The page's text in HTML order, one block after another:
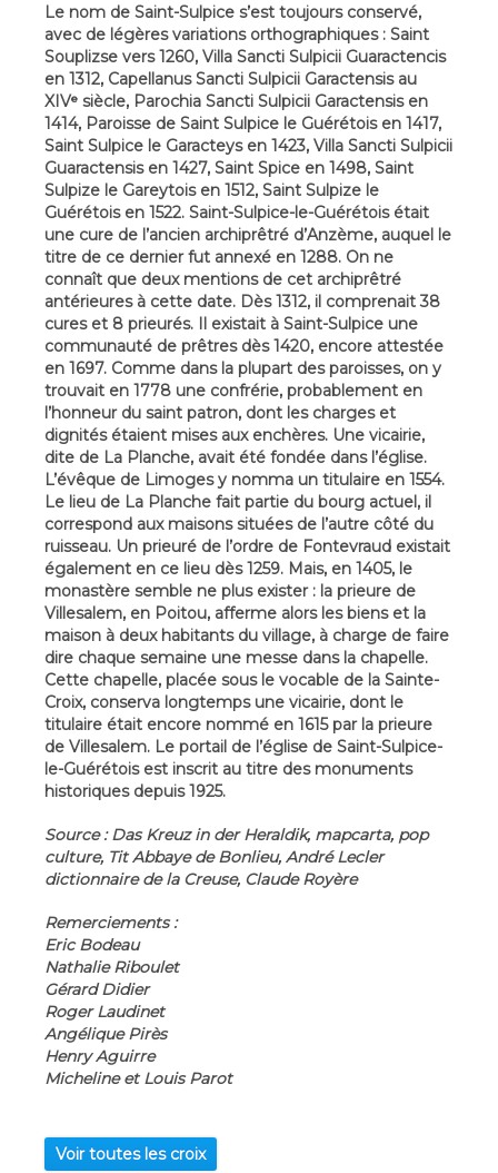
Le nom de Saint-Sulpice s’est toujours conservé,
avec de légères variations orthographiques : Saint
Souplizse vers 1260, Villa Sancti Sulpicii Guaractencis
en 1312, Capellanus Sancti Sulpicii Garactensis au
XIVᵉ siècle, Parochia Sancti Sulpicii Garactensis en
1414, Paroisse de Saint Sulpice le Guérétois en 1417,
Saint Sulpice le Garacteys en 1423, Villa Sancti Sulpicii
Guaractensis en 1427, Saint Spice en 1498, Saint
Sulpize le Gareytois en 1512, Saint Sulpize le
Guérétois en 1522. Saint-Sulpice-le-Guérétois était
une cure de l’ancien archiprêtré d’Anzème, auquel le
titre de ce dernier fut annexé en 1288. On ne
connaît que deux mentions de cet archiprêtré
antérieures à cette date. Dès 1312, il comprenait 38
cures et 8 prieurés. Il existait à Saint-Sulpice une
communauté de prêtres dès 1420, encore attestée
en 1697. Comme dans la plupart des paroisses, on y
trouvait en 1778 une confrérie, probablement en
l’honneur du saint patron, dont les charges et
dignités étaient mises aux enchères. Une vicairie,
dite de La Planche, avait été fondée dans l’église.
L’évêque de Limoges y nomma un titulaire en 1554.
Le lieu de La Planche fait partie du bourg actuel, il
correspond aux maisons situées de l’autre côté du
ruisseau. Un prieuré de l’ordre de Fontevraud existait
également en ce lieu dès 1259. Mais, en 1405, le
monastère semble ne plus exister : la prieure de
Villesalem, en Poitou, afferme alors les biens et la
maison à deux habitants du village, à charge de faire
dire chaque semaine une messe dans la chapelle.
Cette chapelle, placée sous le vocable de la Sainte-
Croix, conserva longtemps une vicairie, dont le
titulaire était encore nommé en 1615 par la prieure
de Villesalem. Le portail de l’église de Saint-Sulpice-
le-Guérétois est inscrit au titre des monuments
historiques depuis 1925.
Source : Das Kreuz in der Heraldik, mapcarta, pop
culture, Tit Abbaye de Bonlieu, André Lecler
dictionnaire de la Creuse, Claude Royère
Remerciements :
Eric Bodeau
Nathalie Riboulet
Gérard Didier
Roger Laudinet
Angélique Pirès
Henry Aguirre
Micheline et Louis Parot
Voir toutes les croix